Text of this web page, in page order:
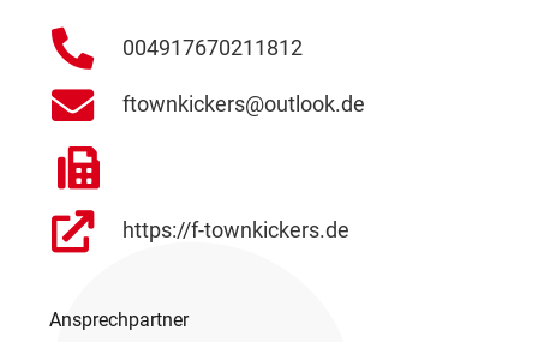
004917670211812
ftownkickers@outlook.de
https://f-townkickers.de
Ansprechpartner